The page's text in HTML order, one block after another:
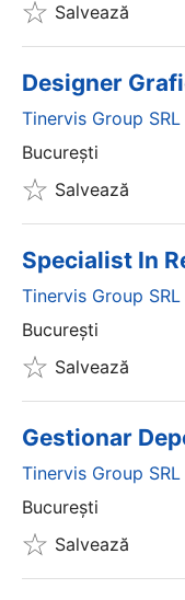
Salvează
Designer
Tinervis Group SRL
București
Salvează
Specialist In
Tinervis Group SRL
București
Salvează
Gestionar
Tinervis Group SRL
București
Salvează